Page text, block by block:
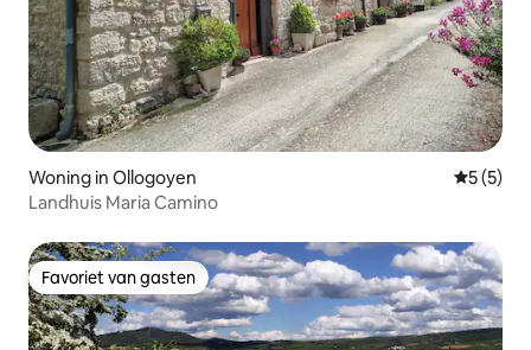
Woning in Ollogoyen
5 (5)
Landhuis Maria Camino
Favoriet van gasten
Favoriet van gasten